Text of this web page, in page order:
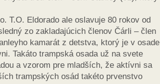
T.O. Eldorado ale oslavuje 80 rokov od
zo zakladajúcich členov Čárli – člen
kamarát z detstva, ktorý je v osade
Takáto trampská osada už na svete
a vzorom pre mladších, že aktívni sa
trampských osád takéto prvenstvo